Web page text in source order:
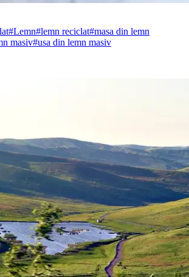
#Lemn#lemn reciclat#masa din lemn
masiv#usa din lemn masiv